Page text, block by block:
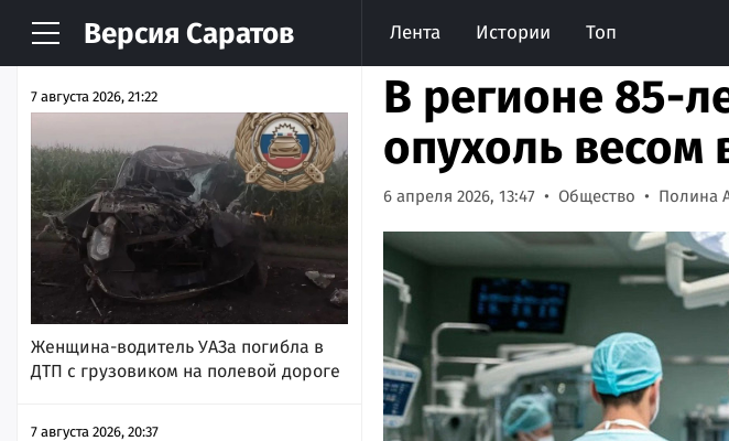
Версия Саратов Лента Истории Топ
НОВОСТИ АРХИВ
7 августа 2026, 21:22
Женщина-водитель УАЗа погибла в
ДТП с грузовиком на полевой дороге
7 августа 2026, 20:37
В регионе 85-
опухоль весом
6 апреля 2026, 13:47 Общество Полина